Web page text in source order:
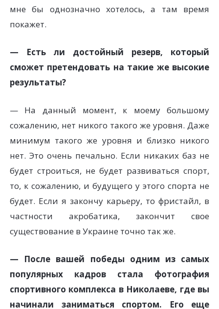
мне бы однозначно хотелось, а там время
покажет.
— Есть ли достойный резерв, который
сможет претендовать на такие же высокие
результаты?
— На данный момент, к моему большому
сожалению, нет никого такого же уровня. Даже
минимум такого же уровня и близко никого
нет. Это очень печально. Если никаких баз не
будет строиться, не будет развиваться спорт,
то, к сожалению, и будущего у этого спорта не
будет. Если я закончу карьеру, то фристайл, в
частности акробатика, закончит свое
существование в Украине точно так же.
— После вашей победы одним из самых
популярных кадров стала фотография
спортивного комплекса в Николаеве, где вы
начинали заниматься спортом. Его еще